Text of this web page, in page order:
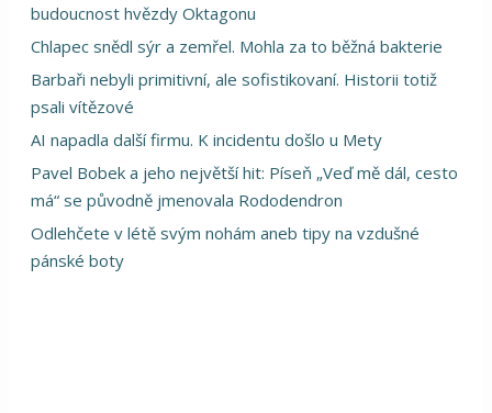
budoucnost hvězdy Oktagonu
Chlapec snědl sýr a zemřel. Mohla za to běžná bakterie
Barbaři nebyli primitivní, ale sofistikovaní. Historii totiž
psali vítězové
AI napadla další firmu. K incidentu došlo u Mety
Pavel Bobek a jeho největší hit: Píseň „Veď mě dál, cesto
má“ se původně jmenovala Rododendron
Odlehčete v létě svým nohám aneb tipy na vzdušné
pánské boty